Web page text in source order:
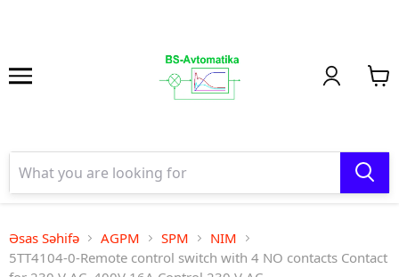
Əsas Səhifə AGPM SPM
NIM
5TT4104-0-Remote control switch with 4 NO contacts Contact